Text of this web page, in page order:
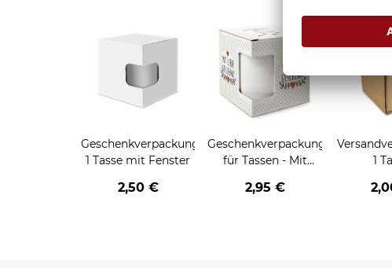
Geschenkverpackung
1 Tasse mit Fenster
2,50 €
Geschenkverpackung
für Tassen - Mit
2,95 €
1